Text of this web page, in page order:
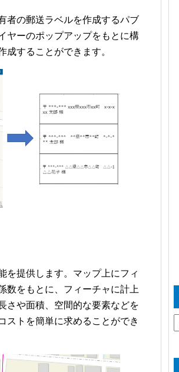
者の郵送ラベルを作成するパブ
ヤーのポップアップをもとに構
することができます。
を提供します。マップ上にフィ
数をもとに、フィーチャに計上
さや面積、空間的な要素などを
ストを簡単に求めることができ